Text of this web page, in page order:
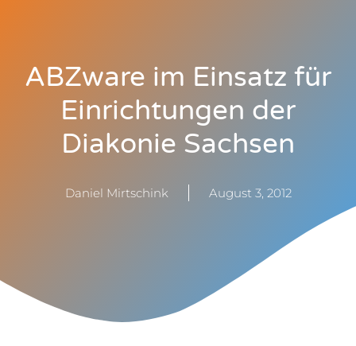
ABZware im Einsatz für
Einrichtungen der
Diakonie Sachsen
Daniel Mirtschink August 3, 2012